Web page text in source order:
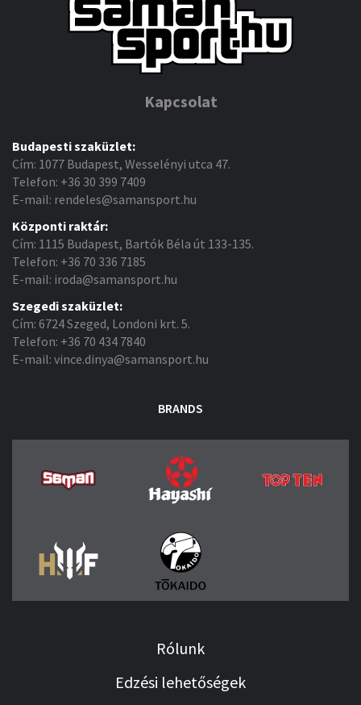
Kapcsolat
Budapesti szaküzlet:
Cím: 1077 Budapest, Wesselényi utca 47.
Telefon: +36 30 399 7409
E-mail: rendeles@samansport.hu
Központi raktár:
Cím: 1115 Budapest, Bartók Béla út 133-135.
Telefon: +36 70 336 7185
E-mail: iroda@samansport.hu
Szegedi szaküzlet:
Cím: 6724 Szeged, Londoni krt. 5.
Telefon: +36 70 434 7840
E-mail: vince.dinya@samansport.hu
BRANDS
Rólunk
Edzési lehetőségek